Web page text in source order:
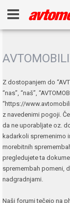
Z dostopanjem do
“nas”, “naš”,
“https://
z navedenimi pogoji.
da ne uporabljate oz.
kadarkoli spremenimo
morebitnih
pregledujete ta
spremembah pomeni,
nadgradnjami.
Naši forumi tečejo na